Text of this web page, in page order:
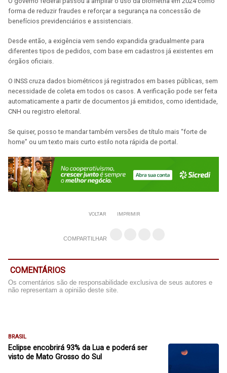
forma de reduzir fraudes e reforçar a segurança na concessão de
benefícios previdenciários e assistenciais.
Desde então, a exigência vem sendo expandida gradualmente para
diferentes tipos de pedidos, com base em cadastros já existentes em
órgãos oficiais.
O INSS cruza dados biométricos já registrados em bases públicas, sem
necessidade de coleta em todos os casos. A verificação pode ser feita
automaticamente a partir de documentos já emitidos, como identidade,
CNH ou registro eleitoral.
Se quiser, posso te mandar também versões de título mais “forte de
home” ou um texto mais curto estilo nota rápida de portal.
VOLTAR IMPRIMIR
COMPARTILHAR
COMENTÁRIOS
Os comentários são de responsabilidade exclusiva de seus autores e
não representam a opinião deste site.
BRASIL
Eclipse encobrirá 93% da Lua e poderá ser
visto de Mato Grosso do Sul